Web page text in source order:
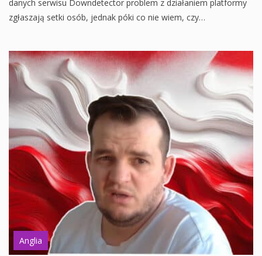
danych serwisu Downdetector problem z działaniem platformy
zgłaszają setki osób, jednak póki co nie wiem, czy…
Anglia